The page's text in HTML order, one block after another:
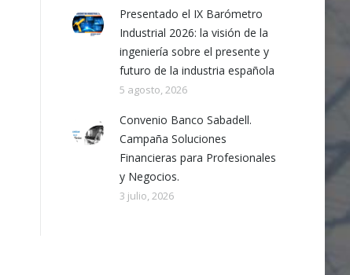
Presentado el IX Barómetro
Industrial 2026: la visión de la
ingeniería sobre el presente y
futuro de la industria española
5 agosto, 2026
Convenio Banco Sabadell.
Campaña Soluciones
Financieras para Profesionales
y Negocios.
3 julio, 2026